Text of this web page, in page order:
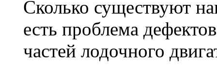
Сколько существуют
есть проблема
частей лодочного